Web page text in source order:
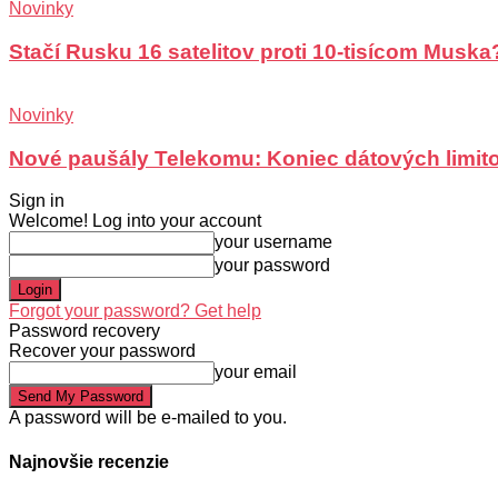
Novinky
Stačí Rusku 16 satelitov proti 10-tisícom
Novinky
Nové paušály Telekomu: Koniec dátových
Sign in
Welcome! Log into your account
your username
your password
Forgot your password? Get help
Password recovery
Recover your password
your email
A password will be e-mailed to you.
Najnovšie recenzie